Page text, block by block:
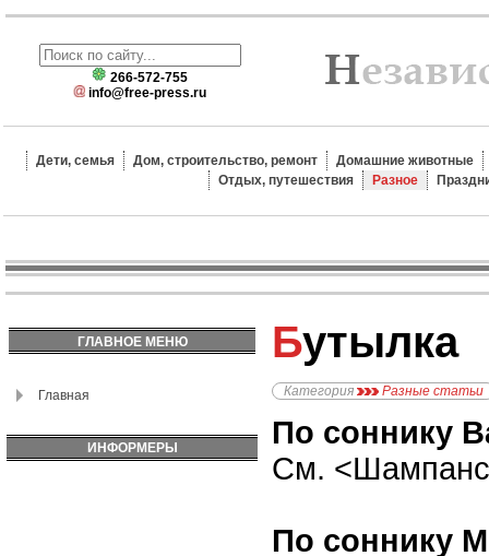
266-572-755
info@free-press.ru
Дети, семья Дом, строительство, ремонт
Домашние животные
Отдых, путешествия
Разное
ГЛАВНОЕ МЕНЮ
Главная
ИНФОРМЕРЫ
Бутылка
Категория Разные статьи
По соннику
См.
По соннику